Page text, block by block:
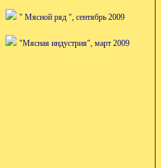
" Мясной ряд ", сентябрь 2009
"Мясная индустрия", март 2009